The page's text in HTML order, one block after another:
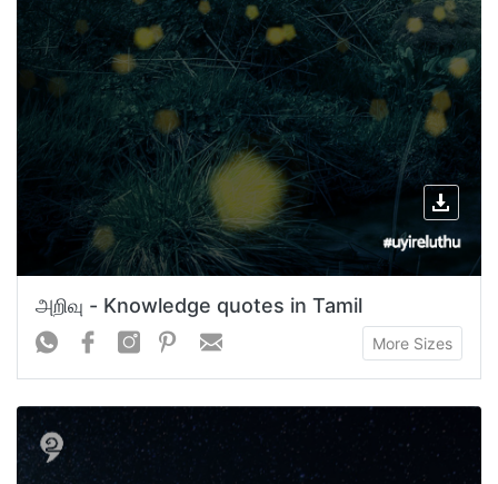
அறிவு - Knowledge quotes in Tamil
More Sizes